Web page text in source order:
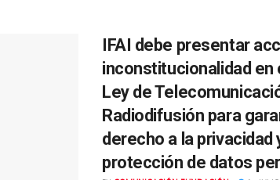
IFAI debe presentar
inconstitucionalidad en
Ley de
Radiodifusión para
derecho a la privacidad
protección de datos